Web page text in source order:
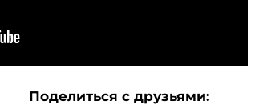
Поделиться с друзьями: